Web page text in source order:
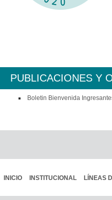
PUBLICACIONES Y
Boletin Bienvenida
INICIO INSTITUCIONAL LÍNEAS